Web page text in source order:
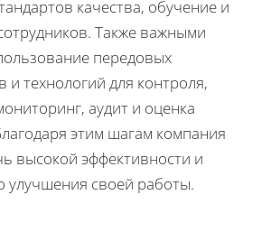
качества, обучение и
Также важными
передовых
и технологий для контроля,
аудит и оценка
этим шагам компания
высокой эффективности и
улучшения своей работы.